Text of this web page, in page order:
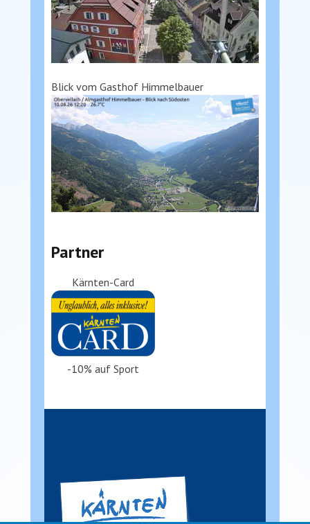
Blick vom Gasthof Himmelbauer
Partner
Kärnten-Card
-10% auf Sport